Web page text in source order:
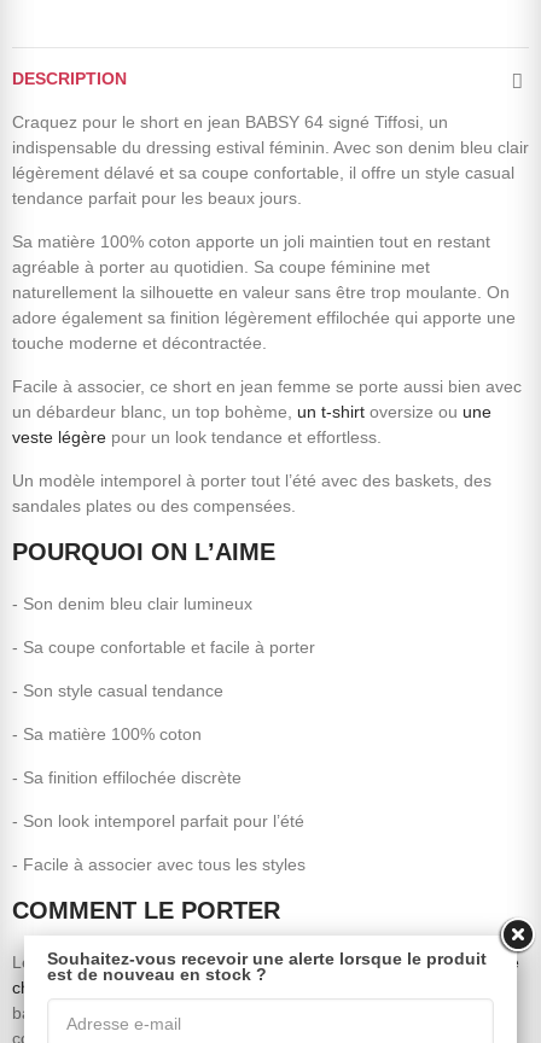
DESCRIPTION
Craquez pour le short en jean BABSY 64 signé Tiffosi, un
indispensable du dressing estival féminin. Avec son denim bleu clair
légèrement délavé et sa coupe confortable, il offre un style casual
tendance parfait pour les beaux jours.
Sa matière 100% coton apporte un joli maintien tout en restant
agréable à porter au quotidien. Sa coupe féminine met
naturellement la silhouette en valeur sans être trop moulante. On
adore également sa finition légèrement effilochée qui apporte une
touche moderne et décontractée.
Facile à associer, ce short en jean femme se porte aussi bien avec
un débardeur blanc, un top bohème, un t-shirt oversize ou une
veste légère pour un look tendance et effortless.
Un modèle intemporel à porter tout l’été avec des baskets, des
sandales plates ou des compensées.
POURQUOI ON L’AIME
- Son denim bleu clair lumineux
- Sa coupe confortable et facile à porter
- Son style casual tendance
- Sa matière 100% coton
- Sa finition effilochée discrète
- Son look intemporel parfait pour l’été
- Facile à associer avec tous les styles
COMMENT LE PORTER
Le short BABSY 64 se marie parfaitement avecun débardeur,
une
chemise
baskets blanches pour un look casual ou des sandales
compensées pour une silhouette plus féminine.
Souhaitez-vous recevoir une alerte lorsque le produit
est de nouveau en stock ?